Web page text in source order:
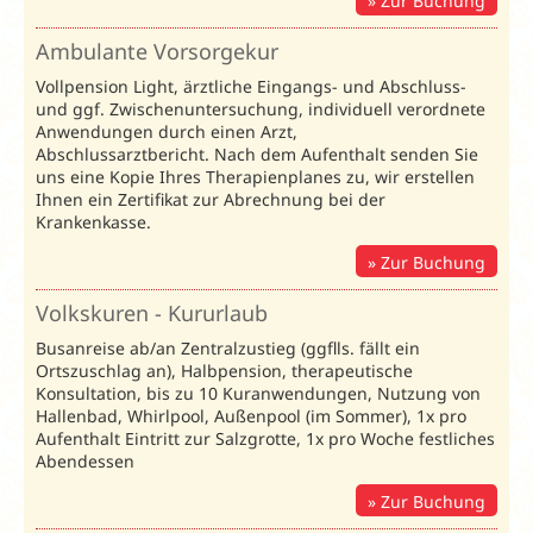
Ambulante Vorsorgekur
Vollpension Light, ärztliche Eingangs- und Abschluss-
und ggf. Zwischenuntersuchung, individuell verordnete
Anwendungen durch einen Arzt,
Abschlussarztbericht. Nach dem Aufenthalt senden Sie
uns eine Kopie Ihres Therapienplanes zu, wir erstellen
Ihnen ein Zertifikat zur Abrechnung bei der
Krankenkasse.
Zur Buchung
Volkskuren - Kururlaub
Busanreise ab/an Zentralzustieg (ggflls. fällt ein
Ortszuschlag an), Halbpension, therapeutische
Konsultation, bis zu 10 Kuranwendungen, Nutzung von
Hallenbad, Whirlpool, Außenpool (im Sommer), 1x pro
Aufenthalt Eintritt zur Salzgrotte, 1x pro Woche festliches
Abendessen
Zur Buchung
Light im Preis
inklusive
FRÜHBUCHER
3% Rabattbei
Buchung bis
17.08.2026
/ Preise in € pro
Reza:
Unterbr.
Leistung
Komplexe
Heilkur
(HK)
Heilkur
(IH)
82 90